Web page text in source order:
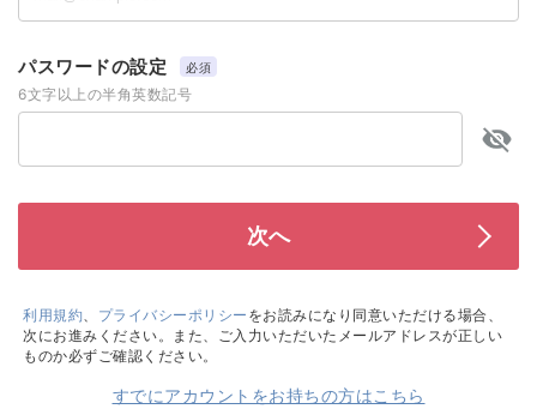
パスワードの設定 必須
6文字以上の半角英数記号
利用規約、 プライバシーポリシー をお読みになり同意いただける場合、
次にお進みください。また、ご入力いただいたメールアドレスが正しい
ものか必ずご確認ください。
すでにアカウントをお持ちの方はこちら